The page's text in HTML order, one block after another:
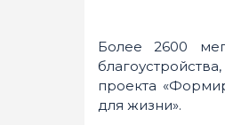
Более 2600
проекта
для жизни».